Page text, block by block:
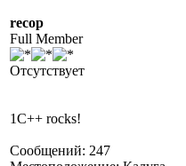
recop
Full Member
Отсутствует
1C++ rocks!
Сообщений: 247